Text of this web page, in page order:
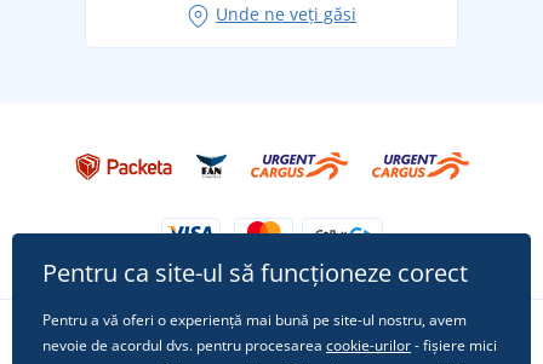
Tricoul preferat City în rol principal: ținute pentru
Unde ne veți găsi
Urmărește-ne pe rețelele sociale
Pentru ca site-ul să funcționeze corect
Pentru a vă oferi o experiență mai bună pe site-ul nostru, avem
nevoie de acordul dvs. pentru procesarea cookie-urilor- fișiere mici